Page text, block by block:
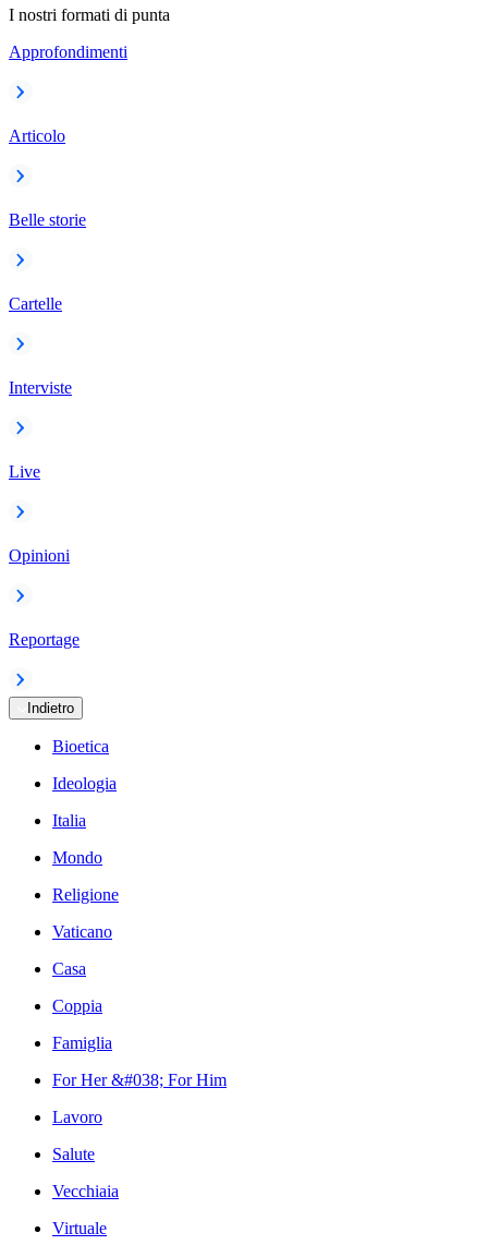
I nostri formati di punta
Approfondimenti
Articolo
Belle storie
Cartelle
Interviste
Live
Opinioni
Reportage
Indietro
Bioetica
Ideologia
Italia
Mondo
Religione
Vaticano
Casa
Coppia
Famiglia
For Her &#038; For Him
Lavoro
Salute
Vecchiaia
Virtuale